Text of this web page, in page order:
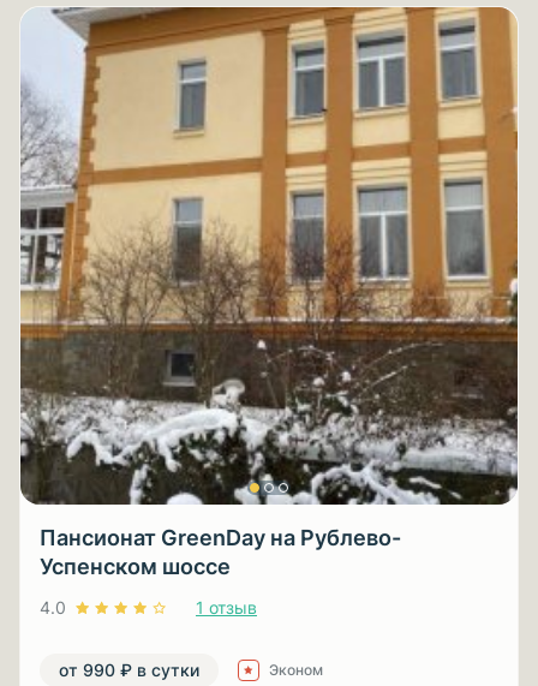
Пансионат GreenDay на Рублево-
Успенском шоссе
4.0 1 отзыв
от 990 ₽ в сутки Эконом